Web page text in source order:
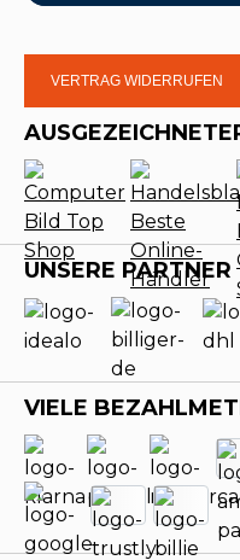
VERTRAG WIDERRUFEN
UNSERE PARTNER
VIELE